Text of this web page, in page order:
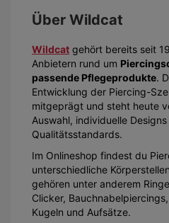
Über Wildcat
Wildcat gehört bereits seit
Anbietern rund um
passende Pflegeprodukte.
Entwicklung der Piercing-
mitgeprägt und steht heute
Auswahl, individuelle
Qualitätsstandards.
Im Onlineshop findest du
unterschiedliche
gehören unter anderem
Clicker,
Kugeln und Aufsätze.